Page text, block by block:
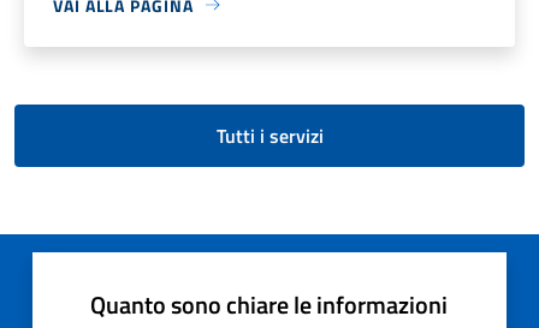
Tutti i servizi
Quanto sono chiare le informazioni